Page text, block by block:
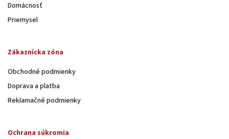
Domácnosť
Priemysel
Zákaznícka zóna
Obchodné podmienky
Doprava a platba
Reklamačné podmienky
Ochrana súkromia